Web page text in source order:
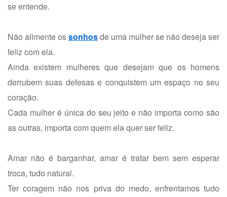
se entende.
Não alimente ossonhosde uma mulher se não deseja ser
feliz com ela.
Ainda existem mulheres que desejam que os homens
derrubem suas defesas e conquistem um espaço no seu
coração.
Cada mulher é única do seu jeito e não importa como são
as outras, importa com quem ela quer ser feliz.
Amar não é barganhar, amar é tratar bem sem esperar
troca, tudo natural.
Ter coragem não nos priva do medo, enfrentamos tudo